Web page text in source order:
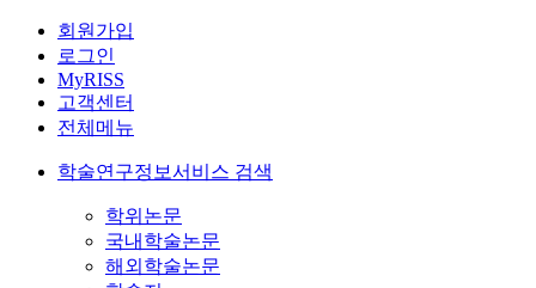
회원가입
로그인
MyRISS
고객센터
전체메뉴
학술연구정보서비스 검색
학위논문
국내학술논문
해외학술논문